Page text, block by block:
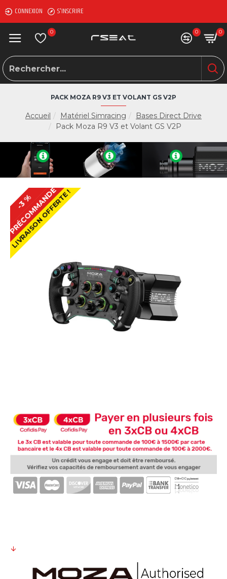
CONNEXION S'INSCRIRE
0 0 0
Accueil Matériel Simracing
Bases Direct Drive
Pack Moza R9 V3 et Volant GS V2P
PACK MOZA R9 V3 ET VOLANT GS V2P
LIVRAISON OFFERTE !
-3 %
PRÉCOMMANDE